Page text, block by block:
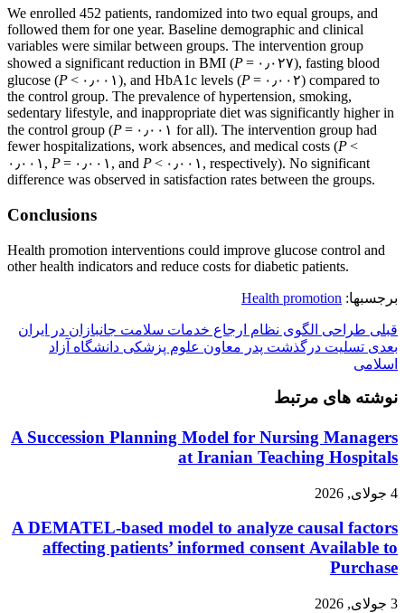
We enrolled 452 patients, randomized into two equal groups, and
followed them for one year. Baseline demographic and clinical
variables were similar between groups. The intervention group
showed a significant reduction in BMI (P= ۰٫۰۲۷), fasting blood
glucose (P < ۰٫۰۰۱), and HbA1c levels (P= ۰٫۰۰۲) compared to
the control group. The prevalence of hypertension, smoking,
sedentary lifestyle, and inappropriate diet was significantly higher in
the control group (P= ۰٫۰۰۱ for all). The intervention group had
fewer hospitalizations, work absences, and medical costs (P<
۰٫۰۰۱, P = ۰٫۰۰۱, and P< ۰٫۰۰۱, respectively). No significant
difference was observed in satisfaction rates between the groups.
Conclusions
Health promotion interventions could improve glucose control and
other health indicators and reduce costs for diabetic patients.
برجسبها: Health promotion
قبلی طراحی الگوی نظام ارجاع خدمات سلامت جانبازان در ایران
بعدی تسلیت درگذشت پدر معاون علوم پزشکی دانشگاه آزاد
اسلامی
نوشته های مرتبط
A Succession Planning Model for Nursing Managers
at Iranian Teaching Hospitals
4 جولای, 2026
A DEMATEL-based model to analyze causal factors
affecting patients’ informed consent Available to
Purchase
3 جولای, 2026